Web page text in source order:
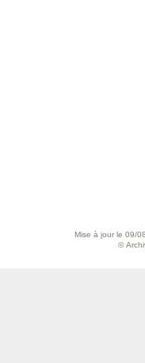
Mise à jour le 09/
©